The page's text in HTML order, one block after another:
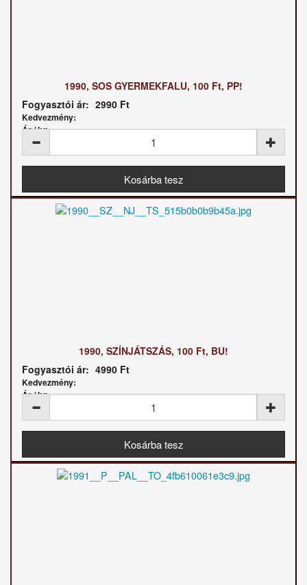
1990, SOS GYERMEKFALU, 100 Ft, PP!
Fogyasztói ár: 2990 Ft
Kedvezmény:
Ár / kg:
1990, SZÍNJÁTSZÁS, 100 Ft, BU!
Fogyasztói ár: 4990 Ft
Kedvezmény:
Ár / kg: